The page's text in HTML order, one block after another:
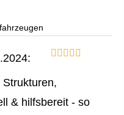
& hilfsbereit - so